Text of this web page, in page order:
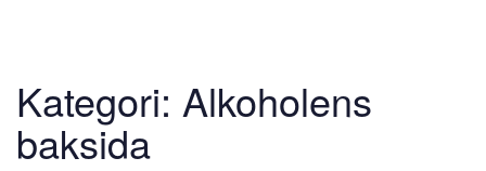
Kategori: Alkoholens
baksida